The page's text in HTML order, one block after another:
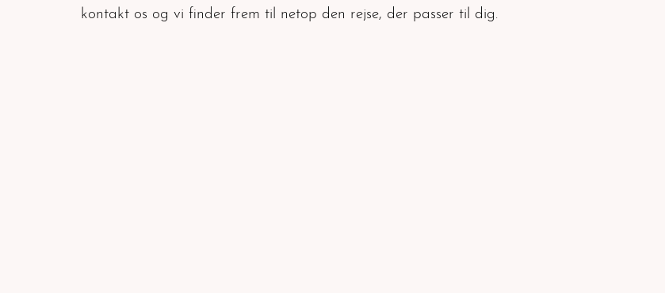
kontakt os og vi finder frem til netop den rejse, der passer til dig.